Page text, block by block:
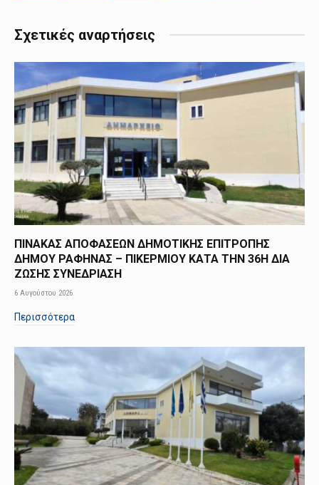
Σχετικές αναρτήσεις
ΠΙΝΑΚΑΣ ΑΠΟΦΑΣΕΩΝ ΔΗΜΟΤΙΚΗΣ ΕΠΙΤΡΟΠΗΣ
ΔΗΜΟΥ ΡΑΦΗΝΑΣ – ΠΙΚΕΡΜΙΟΥ ΚΑΤΑ ΤΗΝ 36Η ΔΙΑ
ΖΩΣΗΣ ΣΥΝΕΔΡΙΑΣΗ
6 Αυγούστου 2026
Περισσότερα